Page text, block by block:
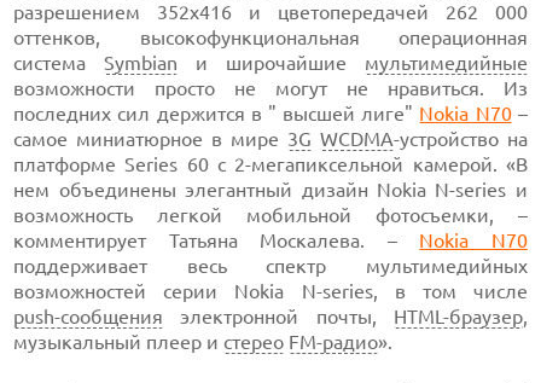
разрешением 352х416 и
цветопередачей 262 000
оттенков, высокофункциональная операционная
системаSymbian и широчайшие мультимедийные
возможности просто не могут не нравиться. Из
последних сил держится в " высшей лиге" Nokia N70–
самое миниатюрное в мире 3G WCDMA-устройствона
платформеSeries 60 с 2-мегапиксельной камерой. «В
нем объединены элегантный дизайн Nokia N-series и
возможность легкой мобильной фотосъемки, –
комментирует Татьяна Москалева. – Nokia N70
поддерживает весь спектр мультимедийных
возможностей серии Nokia N-series, в том числе
push-сообщения электронной почты, HTML-браузер,
музыкальный плеер и стерео FM-радио».